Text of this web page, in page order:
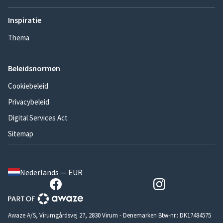
Inspiratie
Thema
Beleidsnormen
Cookiebeleid
Privacybeleid
Digital Services Act
Sitemap
Nederlands — EUR
Awaze A/S, Virumgårdsvej 27, 2830 Virum - Denemarken Btw-nr.: DK17484575